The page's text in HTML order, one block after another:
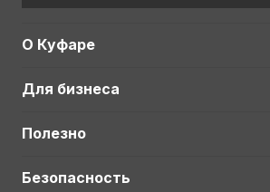
О Куфаре
Для бизнеса
Полезно
Безопасность